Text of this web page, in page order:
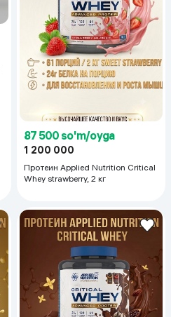
87 500 so'm/oyga
1 200 000
Протеин Applied Nutrition Critical
Whey strawberry, 2 кг